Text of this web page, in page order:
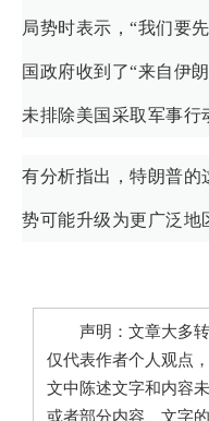
局势时表示，“我们要
国政府收到了“来自伊
未排除美国采取军事行
有分析指出，特朗普的
势可能升级为更广泛地
声明：文章大多转
仅代表作者个人观点
文中陈述文字和内容
或者部分内容、文字